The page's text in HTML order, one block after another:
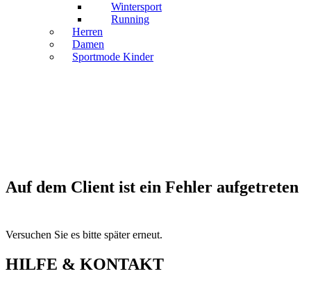
Wintersport
Running
Herren
Damen
Sportmode Kinder
Auf dem Client ist ein Fehler aufgetreten
Versuchen Sie es bitte später erneut.
HILFE & KONTAKT